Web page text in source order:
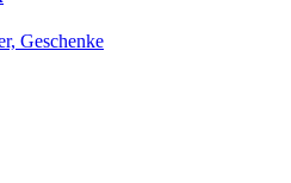
Geschenke